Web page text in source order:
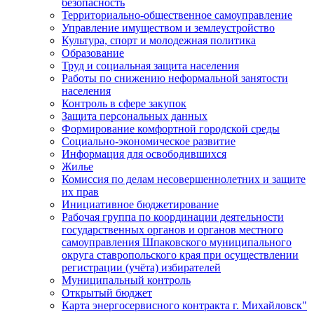
безопасность
Территориально-общественное самоуправление
Управление имуществом и землеустройство
Культура, спорт и молодежная политика
Образование
Труд и социальная защита населения
Работы по снижению неформальной занятости
населения
Контроль в сфере закупок
Защита персональных данных
Формирование комфортной городской среды
Социально-экономическое развитие
Информация для освободившихся
Жилье
Комиссия по делам несовершеннолетних и защите
их прав
Инициативное бюджетирование
Рабочая группа по координации деятельности
государственных органов и органов местного
самоуправления Шпаковского муниципального
округа ставропольского края при осуществлении
регистрации (учёта) избирателей
Муниципальный контроль
Открытый бюджет
Карта энергосервисного контракта г. Михайловск"